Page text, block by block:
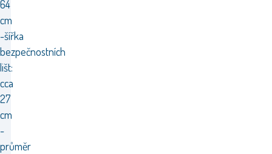
64
cm
-šířka
bezpečnostních
lišt:
cca
27
cm
-
průměr